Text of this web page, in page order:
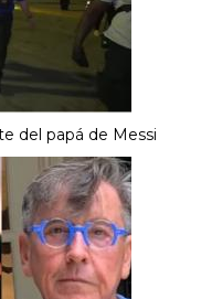
del papá de Messi